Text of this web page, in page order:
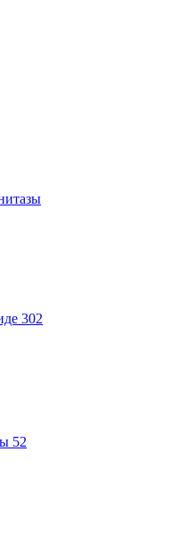
302
52